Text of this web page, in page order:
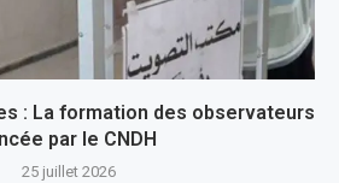
: La formation des observateurs
par le CNDH
25 juillet 2026